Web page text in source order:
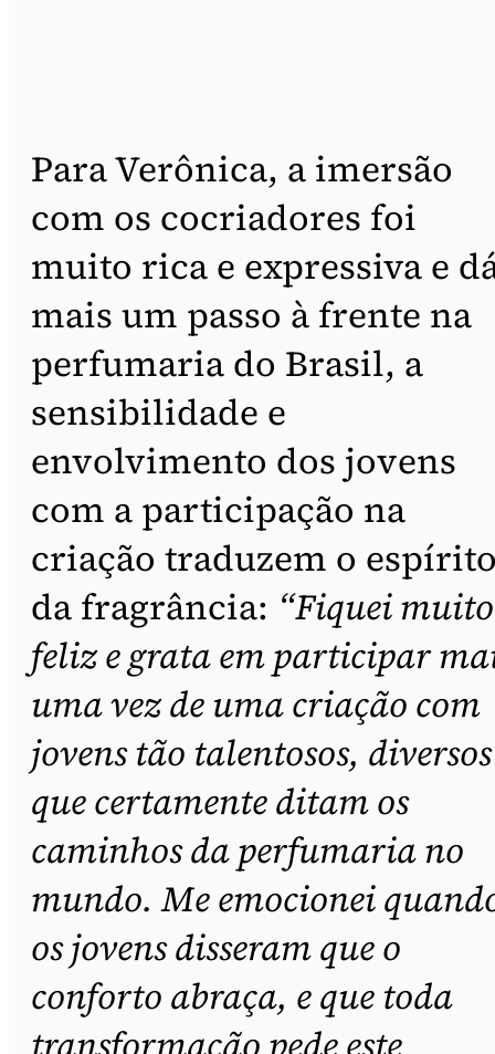
Para Verônica, a imersão
com os cocriadores foi
muito rica e expressiva e
mais um passo à frente na
perfumaria do Brasil, a
sensibilidade e
envolvimento dos jovens
com a participação na
criação traduzem o
da fragrância: “Fiquei muito
feliz e grata em participar
uma vez de uma criação com
jovens tão talentosos,
que certamente ditam os
caminhos da perfumaria no
mundo. Me emocionei
os jovens disseram que o
conforto abraça, e que toda